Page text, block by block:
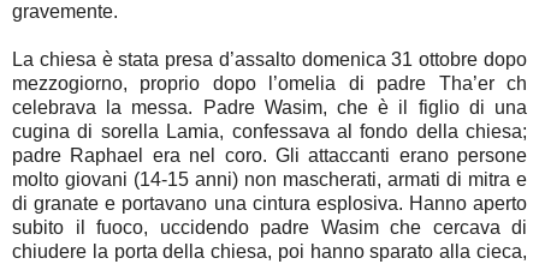
gravemente.
La chiesa è stata presa d’assalto domenica 31 ottobre dopo
mezzogiorno, proprio dopo l’omelia di padre Tha’er ch
celebrava la messa. Padre Wasim, che è il figlio di una
cugina di sorella Lamia, confessava al fondo della chiesa;
padre Raphael era nel coro. Gli attaccanti erano persone
molto giovani (14-15 anni) non mascherati, armati di mitra e
di granate e portavano una cintura esplosiva. Hanno aperto
subito il fuoco, uccidendo padre Wasim che cercava di
chiudere la porta della chiesa, poi hanno sparato alla cieca,